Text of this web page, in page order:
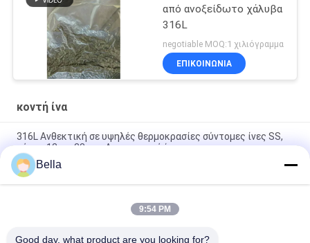
από ανοξείδωτο χάλυβα
316L
negotiable MOQ:1 χιλιόγραμμα
ΕΠΙΚΟΙΝΩΝΙΑ
κοντή ίνα
316L Ανθεκτική σε υψηλές θερμοκρασίες σύντομες ίνες SS,
μήκος 12um 33mm Αντιστατική ίνες
Σύντομη ίνα από ανοξείδωτο χάλυβα 1mm-100mm μήκος για
αντιστατική επικάλυψη χρώματος
316LSS υψηλής θερμοκρασίας ανθεκτικές κοντές ίνες,
Bella
9:54 PM
Good day, what product are you looking for?